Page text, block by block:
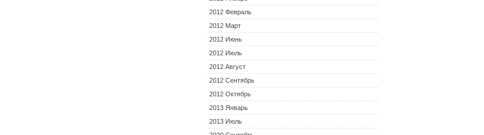
2012 Февраль
2012 Март
2012 Июнь
2012 Июль
2012 Август
2012 Сентябрь
2012 Октябрь
2013 Январь
2013 Июль